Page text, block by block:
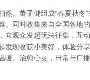
然、董子健组成“春夏秋
。同时收集来自全国各地
向观众发起玩法征集，互
发现收获小美好，体验分
暖、治愈心灵，日常与广